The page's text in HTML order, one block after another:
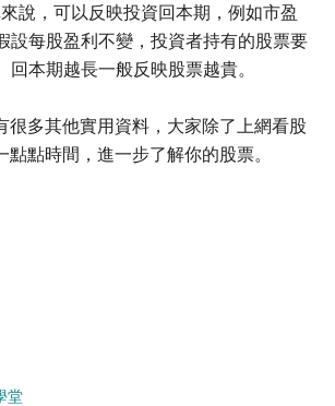
說，可以反映投資回本期，例如市盈
設每股盈利不變，投資者持有的股票要
回本期越長一般反映股票越貴。
很多其他實用資料，大家除了上網看股
點點時間，進一步了解你的股票。
堂